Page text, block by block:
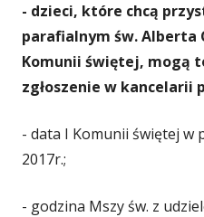
- dzieci, które chcą
parafialnym św. Alberta
Komunii świętej, mogą
zgłoszenie w kancelarii
- data I Komunii świętej w
2017r.;
- godzina Mszy św. z